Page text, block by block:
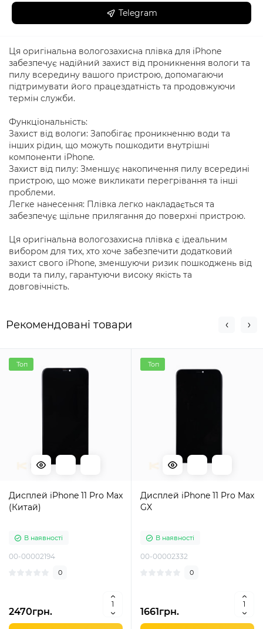
Telegram
Ця оригінальна вологозахисна плівка для iPhone
забезпечує надійний захист від проникнення вологи та
пилу всередину вашого пристрою, допомагаючи
підтримувати його працездатність та продовжуючи
термін служби.
Функціональність:
Захист від вологи: Запобігає проникненню води та
інших рідин, що можуть пошкодити внутрішні
компоненти iPhone.
Захист від пилу: Зменшує накопичення пилу всередині
пристрою, що може викликати перегрівання та інші
проблеми.
Легке нанесення: Плівка легко накладається та
забезпечує щільне прилягання до поверхні пристрою.
Ця оригінальна вологозахисна плівка є ідеальним
вибором для тих, хто хоче забезпечити додатковий
захист свого iPhone, зменшуючи ризик пошкоджень від
води та пилу, гарантуючи високу якість та
довговічність.
Рекомендовані товари
Топ
Дисплей iPhone 11 Pro Max
(Китай)
В наявності
00-00002194
0
2470грн.
Топ
Дисплей iPhone 11 Pro Max
GX
В наявності
00-00002332
0
1661грн.